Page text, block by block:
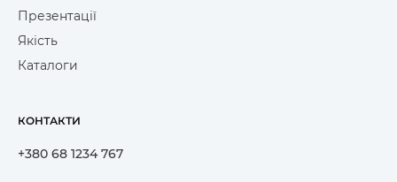
Презентації
Якість
Каталоги
КОНТАКТИ
+380 68 1234 767